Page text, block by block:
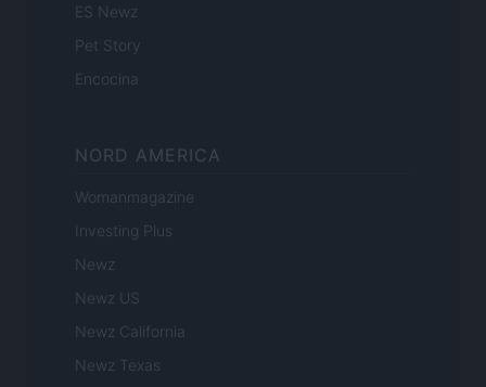
ES Newz
Pet Story
Encocina
NORD AMERICA
Womanmagazine
Investing Plus
Newz
Newz US
Newz California
Newz Texas